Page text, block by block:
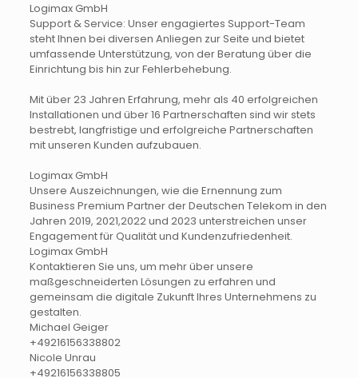
​Logimax GmbH
Support & Service: Unser engagiertes Support-Team
steht Ihnen bei diversen Anliegen zur Seite und bietet
umfassende Unterstützung, von der Beratung über die
Einrichtung bis hin zur Fehlerbehebung. ​
Mit über 23 Jahren Erfahrung, mehr als 40 erfolgreichen
Installationen und über 16 Partnerschaften sind wir stets
bestrebt, langfristige und erfolgreiche Partnerschaften
mit unseren Kunden aufzubauen.
​Logimax GmbH
Unsere Auszeichnungen, wie die Ernennung zum
Business Premium Partner der Deutschen Telekom in den
Jahren 2019, 2021,2022 und 2023 unterstreichen unser
Engagement für Qualität und Kundenzufriedenheit. ​
Logimax GmbH
Kontaktieren Sie uns, um mehr über unsere
maßgeschneiderten Lösungen zu erfahren und
gemeinsam die digitale Zukunft Ihres Unternehmens zu
gestalten.
Michael Geiger
+49216156338802
Nicole Unrau
+49216156338805